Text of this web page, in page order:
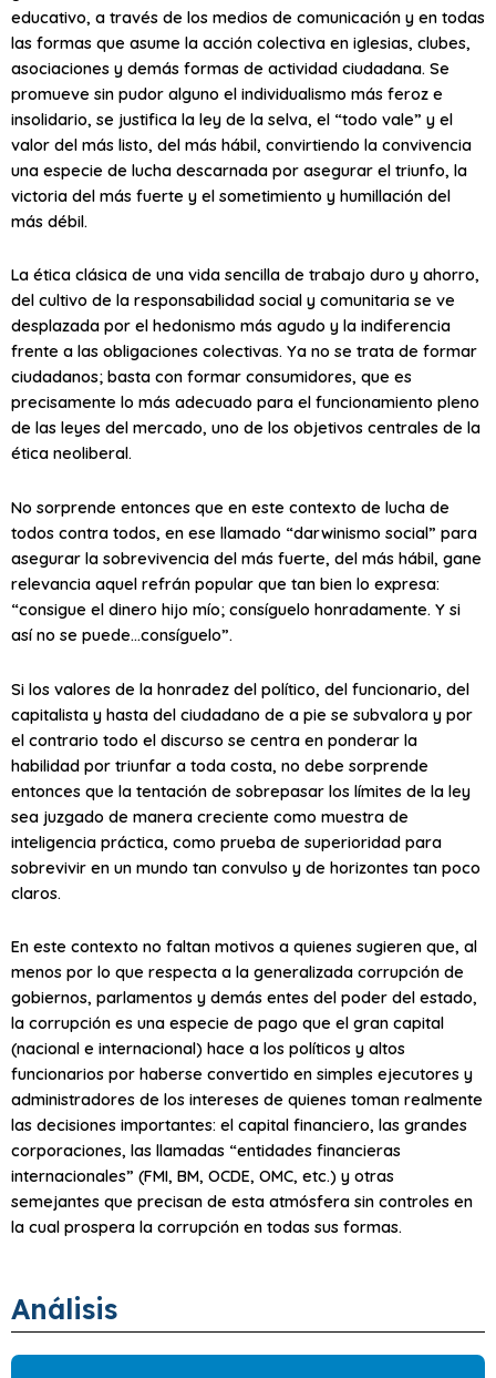
educativo, a través de los medios de comunicación y en todas
las formas que asume la acción colectiva en iglesias, clubes,
asociaciones y demás formas de actividad ciudadana. Se
promueve sin pudor alguno el individualismo más feroz e
insolidario, se justifica la ley de la selva, el “todo vale” y el
valor del más listo, del más hábil, convirtiendo la convivencia
una especie de lucha descarnada por asegurar el triunfo, la
victoria del más fuerte y el sometimiento y humillación del
más débil.
La ética clásica de una vida sencilla de trabajo duro y ahorro,
del cultivo de la responsabilidad social y comunitaria se ve
desplazada por el hedonismo más agudo y la indiferencia
frente a las obligaciones colectivas. Ya no se trata de formar
ciudadanos; basta con formar consumidores, que es
precisamente lo más adecuado para el funcionamiento pleno
de las leyes del mercado, uno de los objetivos centrales de la
ética neoliberal.
No sorprende entonces que en este contexto de lucha de
todos contra todos, en ese llamado “darwinismo social” para
asegurar la sobrevivencia del más fuerte, del más hábil, gane
relevancia aquel refrán popular que tan bien lo expresa:
“consigue el dinero hijo mío; consíguelo honradamente. Y si
así no se puede…consíguelo”.
Si los valores de la honradez del político, del funcionario, del
capitalista y hasta del ciudadano de a pie se subvalora y por
el contrario todo el discurso se centra en ponderar la
habilidad por triunfar a toda costa, no debe sorprende
entonces que la tentación de sobrepasar los límites de la ley
sea juzgado de manera creciente como muestra de
inteligencia práctica, como prueba de superioridad para
sobrevivir en un mundo tan convulso y de horizontes tan poco
claros.
En este contexto no faltan motivos a quienes sugieren que, al
menos por lo que respecta a la generalizada corrupción de
gobiernos, parlamentos y demás entes del poder del estado,
la corrupción es una especie de pago que el gran capital
(nacional e internacional) hace a los políticos y altos
funcionarios por haberse convertido en simples ejecutores y
administradores de los intereses de quienes toman realmente
las decisiones importantes: el capital financiero, las grandes
corporaciones, las llamadas “entidades financieras
internacionales” (FMI, BM, OCDE, OMC, etc.) y otras
semejantes que precisan de esta atmósfera sin controles en
la cual prospera la corrupción en todas sus formas.
Análisis